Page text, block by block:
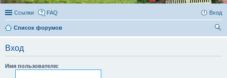
Ссылки FAQ Вход
Список форумов
Вход
Имя пользователя: